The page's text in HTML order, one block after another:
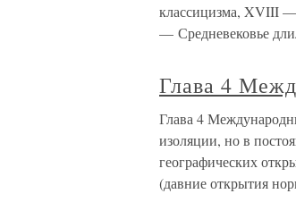
классицизма, XVIII —
— Средневековье
Глава 4
Глава 4
изоляции, но в
географических
(давние открытия